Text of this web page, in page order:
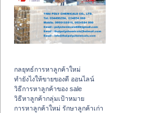
กลยุทธ์การหาลูกค้าใหม่
ทํายังไงให้ขายของดี ออนไลน์
วิธีการหาลูกค้าของ sale
วิธีหาลูกค้ากลุ่มเป้าหมาย
การหาลูกค้าใหม่ รักษาลูกค้าเก่า